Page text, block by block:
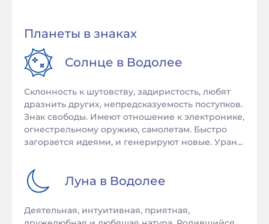
Планеты в знаках
Солнце в Водолее
Склонность к шутовству, задиристость, любят
дразнить других, непредсказуемость поступков.
Знак свободы. Имеют отношение к электронике,
огнестрельному оружию, самолетам. Быстро
загорается идеями, и генерируют новые. Уран...
Луна в Водолее
Деятельная, интуитивная, приятная,